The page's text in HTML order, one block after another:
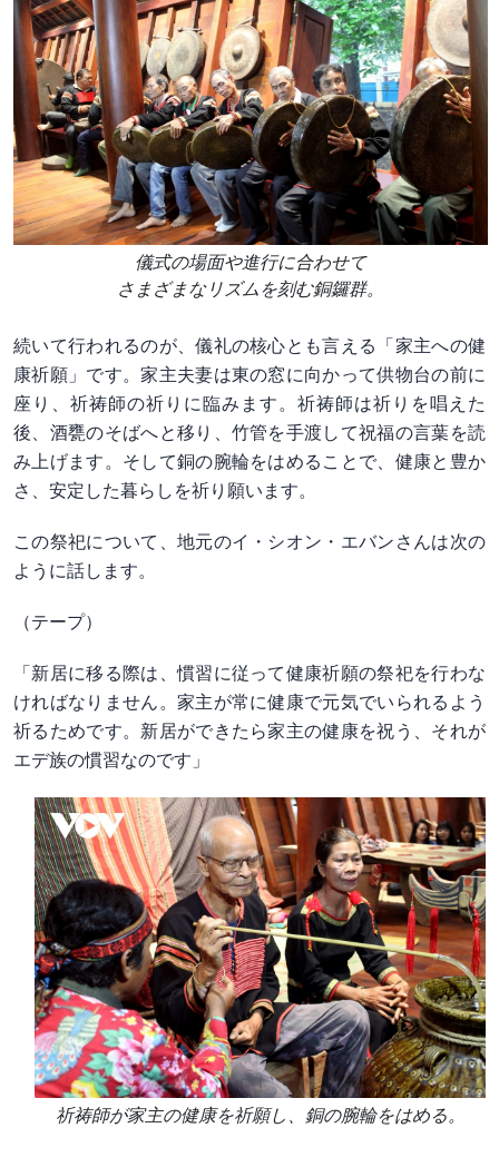
儀式の場面や進行に合わせて
さまざまなリズムを刻む銅鑼群。
続いて行われるのが、儀礼の核心とも言える「家主への健
康祈願」です。家主夫妻は東の窓に向かって供物台の前に
座り、祈祷師の祈りに臨みます。祈祷師は祈りを唱えた
後、酒甕のそばへと移り、竹管を手渡して祝福の言葉を読
み上げます。そして銅の腕輪をはめることで、健康と豊か
さ、安定した暮らしを祈り願います。
この祭祀について、地元のイ・シオン・エバンさんは次の
ように話します。
（テープ）
「新居に移る際は、慣習に従って健康祈願の祭祀を行わな
ければなりません。家主が常に健康で元気でいられるよう
祈るためです。新居ができたら家主の健康を祝う、それが
エデ族の慣習なのです」
祈祷師が家主の健康を祈願し、銅の腕輪をはめる。